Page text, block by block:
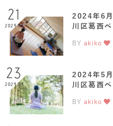
21
2024.05
2024年6
川区葛西
BY akiko
23
2024.04
2024年5
川区葛西
BY akiko